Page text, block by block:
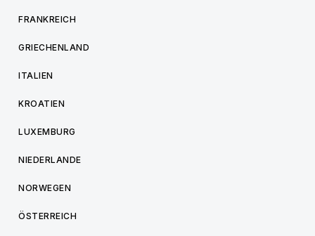
FRANKREICH
GRIECHENLAND
ITALIEN
KROATIEN
LUXEMBURG
NIEDERLANDE
NORWEGEN
ÖSTERREICH